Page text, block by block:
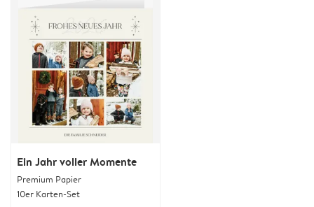
Ein Jahr voller Momente
Premium Papier
10er Karten-Set